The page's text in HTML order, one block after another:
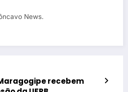
News.
recebem